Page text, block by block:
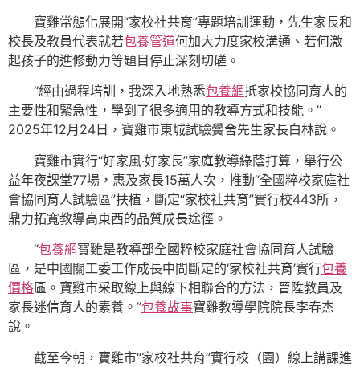
寶雞常態化展開“家校社共育”專題培訓運動，先生家長和
校長及教員代表就若包養管道何加大力度家校溝通、若何激
起孩子的進修動力等題目停止深刻切磋。
“經由過程培訓，我深入地熟悉包養網抵家校協同育人的
主要性和緊急性，學到了很多適用的教導方式和技能。”
2025年12月24日，寶雞市東城試驗黌舍先生家長白林說。
寶雞市實行“好家風·好家長”家庭教導綠蔭打算，舉行公
益年夜課堂77場，惠及家長15萬人次，推動“全國粹校家庭社
會協同育人試驗區”扶植，斷定“家校社共育”實行校443所，
鼎力拓寬教導高東西的品質成長途徑。
“包養網寶雞是教導部全國粹校家庭社會協同育人試驗
區，是中國關工委工作成長中間斷定的‘家校社共育’實行包養
價格區。寶雞市采取線上與線下相聯合的方法，晉陞教員及
家長迷信育人的素養。”包養故事寶雞教導學院院長李春杰
說。
截至今朝，寶雞市“家校社共育”實行校（園）線上講課進